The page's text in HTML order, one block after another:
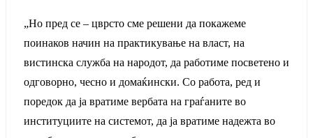
„Но пред се – цврсто сме решени да покажеме
поинаков начин на практикување на власт, на
вистинска служба на народот, да работиме посветено и
одговорно, чесно и домаќински. Со работа, ред и
поредок да ја вратиме вербата на граѓаните во
институциите на системот, да ја вратиме надежта во